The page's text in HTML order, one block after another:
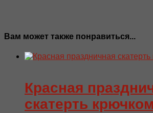
Вам может также понравиться...
Красная
скатерть крючком